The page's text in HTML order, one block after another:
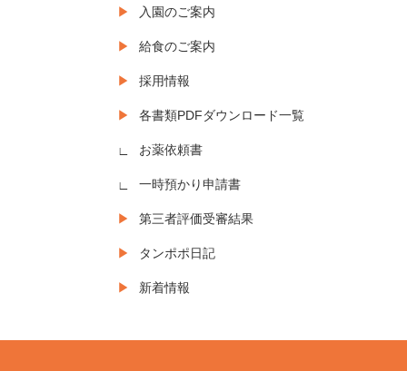
入園のご案内
給食のご案内
採用情報
各書類PDFダウンロード一覧
お薬依頼書
一時預かり申請書
第三者評価受審結果
タンポポ日記
新着情報